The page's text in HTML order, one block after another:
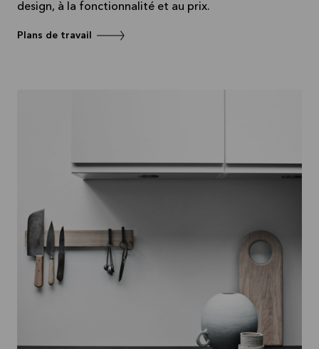
design, à la fonctionnalité et au prix.
Plans de travail